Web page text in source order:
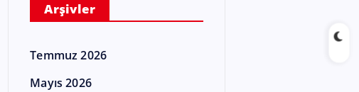
Arşivler
Temmuz 2026
Mayıs 2026